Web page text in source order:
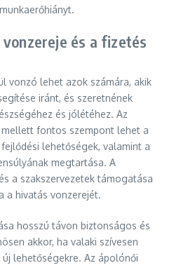
és a fizetés
vonzó lehet azok számára, akik
iránt, és szeretnének
és jólétéhez. Az
fontos szempont lehet a
lehetőségek, valamint a
megtartása. A
a szakszervezetek támogatása
a hivatás vonzerejét.
hosszú távon biztonságos és
akkor, ha valaki szívesen
lehetőségekre. Az ápolónői